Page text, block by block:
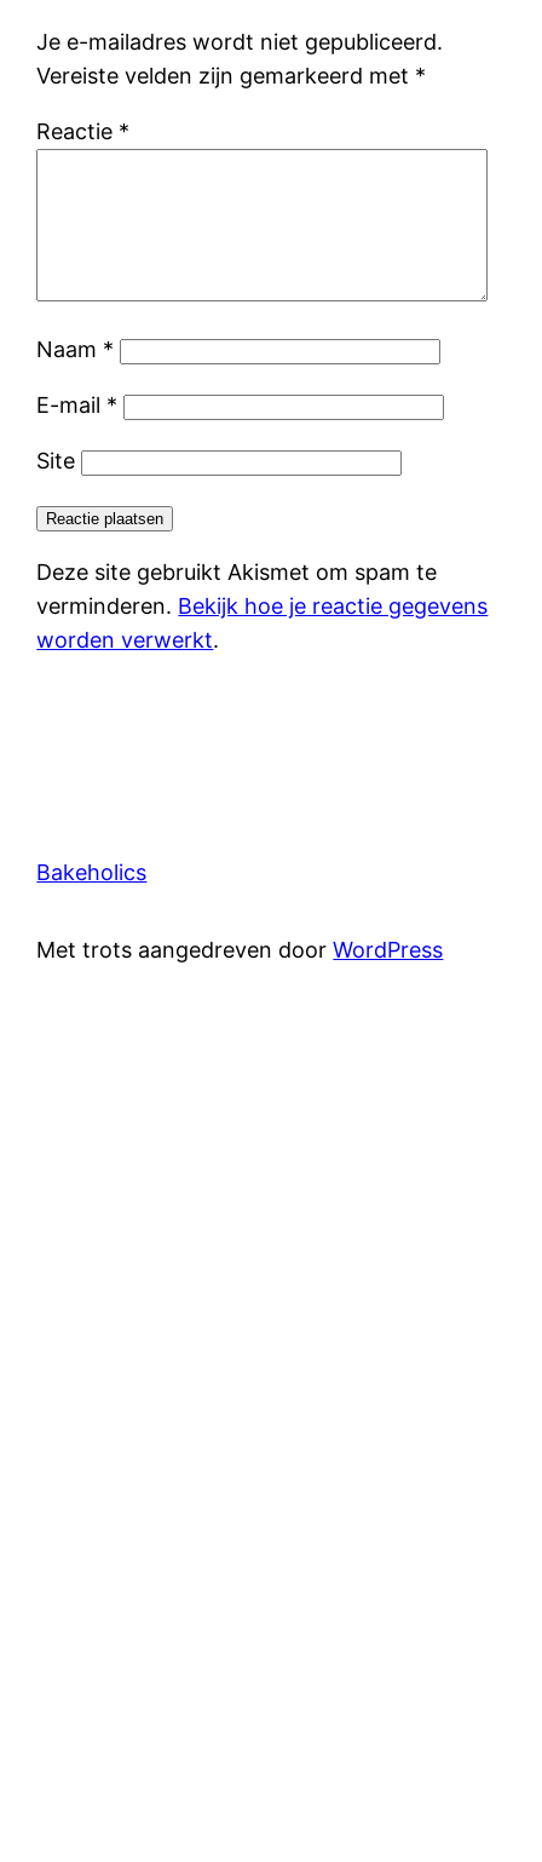
Je e-mailadres wordt niet gepubliceerd.
Vereiste velden zijn gemarkeerd met *
Reactie *
Naam *
E-mail *
Site
Deze site gebruikt Akismet om spam te
verminderen. Bekijk hoe je reactie gegevens
worden verwerkt.
Bakeholics
Met trots aangedreven doorWordPress